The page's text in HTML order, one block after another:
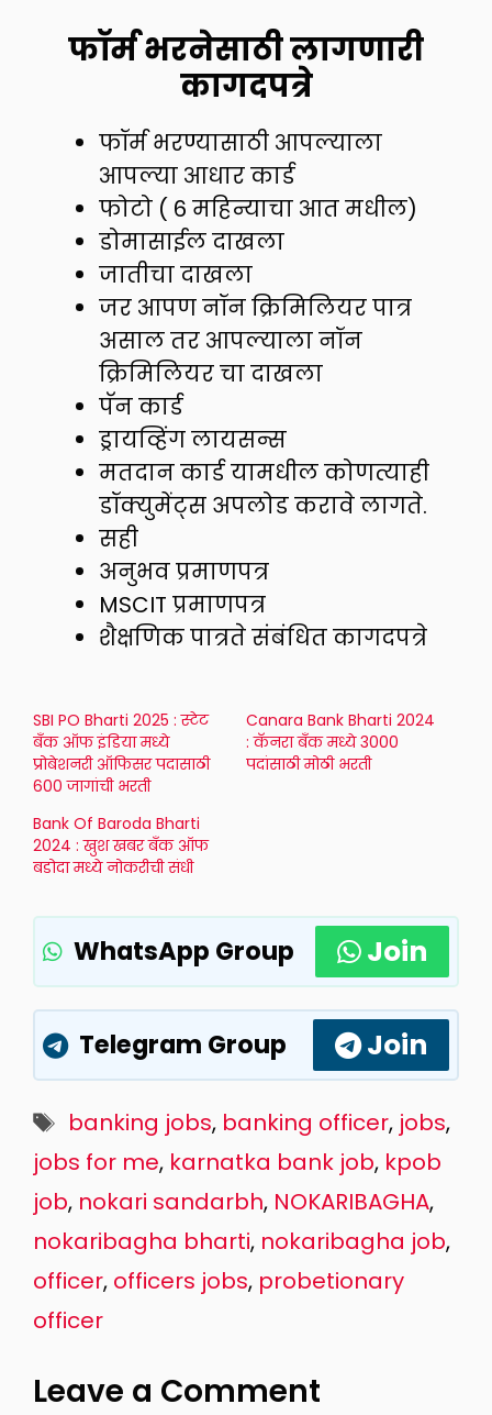
फॉर्म भरनेसाठी लागणारी
कागदपत्रे
फॉर्म भरण्यासाठी आपल्याला
आपल्या आधार कार्ड
फोटो ( 6 महिन्याचा आत मधील)
डोमासाईल दाखला
जातीचा दाखला
जर आपण नॉन क्रिमिलियर पात्र
असाल तर आपल्याला नॉन
क्रिमिलियर चा दाखला
पॅन कार्ड
ड्रायव्हिंग लायसन्स
मतदान कार्ड यामधील कोणत्याही
डॉक्युमेंट्स अपलोड करावे लागते.
सही
अनुभव प्रमाणपत्र
MSCIT प्रमाणपत्र
शैक्षणिक पात्रते संबंधित कागदपत्रे
SBI PO Bharti 2025 : स्टेट
बँक ऑफ इंडिया मध्ये
प्रोबेशनरी ऑफिसर पदासाठी
600 जागांची भरती
Canara Bank Bharti 2024
: कॅनरा बँक मध्ये 3000
पदांसाठी मोठी भरती
Bank Of Baroda Bharti
2024 : खुश खबर बँक ऑफ
बडोदा मध्ये नोकरीची संधी
WhatsApp Group Join
Telegram Group Join
Tags
banking jobs, banking officer, jobs,
jobs for me, karnatka bank job, kpob
job, nokari sandarbh, NOKARIBAGHA,
nokaribagha bharti, nokaribagha job,
officer, officers jobs, probetionary
officer
Leave a Comment